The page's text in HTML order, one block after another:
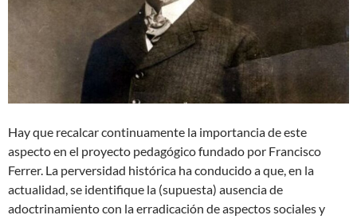
Hay que recalcar continuamente la importancia de este
aspecto en el proyecto pedagógico fundado por Francisco
Ferrer. La perversidad histórica ha conducido a que, en la
actualidad, se identifique la (supuesta) ausencia de
adoctrinamiento con la erradicación de aspectos sociales y